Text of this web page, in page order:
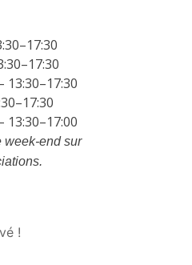
13:30–17:30
13:30–17:00
week-end sur
!